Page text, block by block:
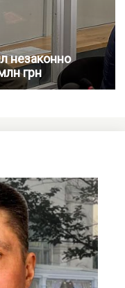
незаконно
грн